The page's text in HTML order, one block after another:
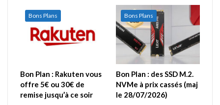
Bons Plans
Bon Plan : Rakuten vous
offre 5€ ou 30€ de
remise jusqu’à ce soir
Bons Plans
Bon Plan : des SSD M.2.
NVMe à prix cassés (maj
le 28/07/2026)